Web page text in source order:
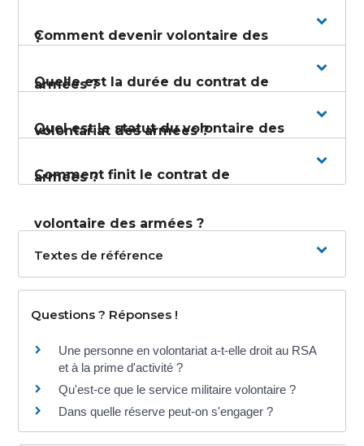
?
Comment devenir volontaire des
armées ?
Quelle est la durée du contrat de
volontariat des armées ?
Quel est le statut du volontaire des
armées ?
Comment finit le contrat de
volontaire des armées ?
Textes de référence
Questions ? Réponses !
Une personne en volontariat a-t-elle droit au RSA
et à la prime d'activité ?
Qu'est-ce que le service militaire volontaire ?
Dans quelle réserve peut-on s'engager ?